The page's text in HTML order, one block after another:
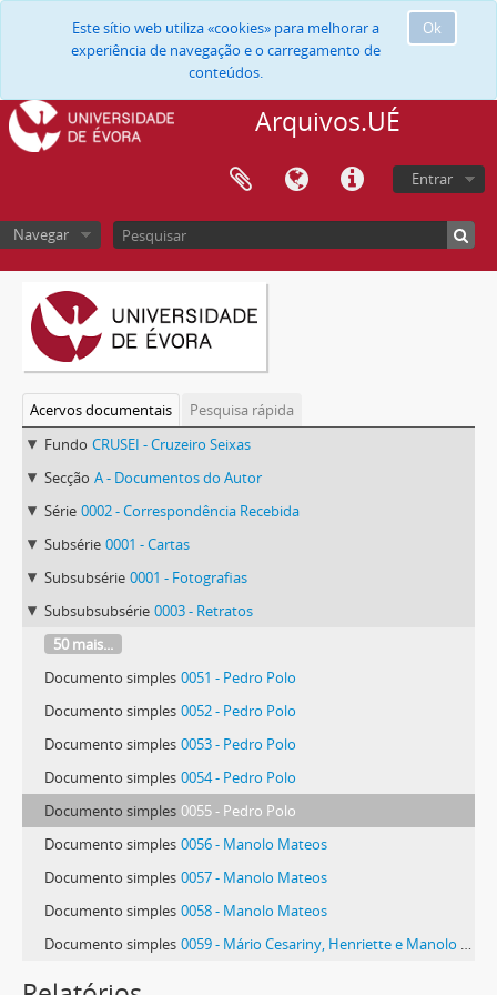
Ok
Este sítio web utiliza «cookies» para melhorar a
experiência de navegação e o carregamento de
conteúdos.
Arquivos.UÉ
Entrar
Navegar
Acervos documentais
Pesquisa rápida
Fundo CRUSEI - Cruzeiro Seixas
Secção A - Documentos do Autor
Série 0002 - Correspondência Recebida
Subsérie 0001 - Cartas
Subsubsérie 0001 - Fotografias
Subsubsubsérie 0003 - Retratos
50 mais...
Documento simples 0051 - Pedro Polo
Documento simples 0052 - Pedro Polo
Documento simples 0053 - Pedro Polo
Documento simples 0054 - Pedro Polo
Documento simples 0055 - Pedro Polo
Documento simples 0056 - Manolo Mateos
Documento simples 0057 - Manolo Mateos
Documento simples 0058 - Manolo Mateos
Documento simples 0059 - Mário Cesariny, Henriette e Manolo Mateos